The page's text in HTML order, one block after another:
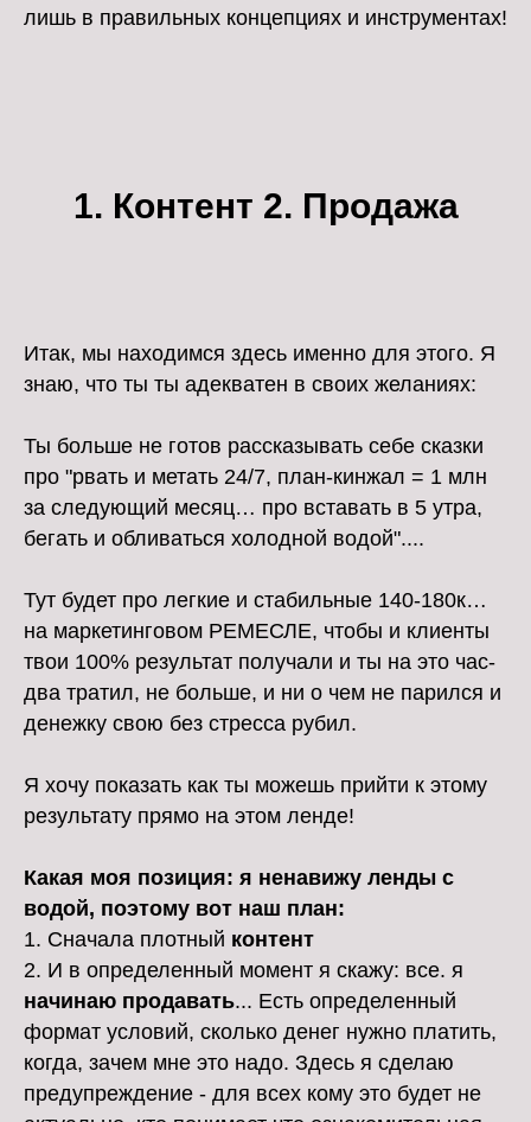
лишь в правильных концепциях и инструментах!
1. Контент 2. Продажа
Итак, мы находимся здесь именно для этого. Я
знаю, что ты ты адекватен в своих желаниях:
Ты больше не готов рассказывать себе сказки
про "рвать и метать 24/7, план-кинжал = 1 млн
за следующий месяц… про вставать в 5 утра,
бегать и обливаться холодной водой"....
Тут будет про легкие и стабильные 140-180к…
на маркетинговом РЕМЕСЛЕ, чтобы и клиенты
твои 100% результат получали и ты на это час-
два тратил, не больше, и ни о чем не парился и
денежку свою без стресса рубил.
Я хочу показать как ты можешь прийти к этому
результату прямо на этом ленде!
Какая моя позиция: я ненавижу ленды с
водой, поэтому вот наш план:
1. Сначала плотный контент
2. И в определенный момент я скажу: все. я
начинаю продавать... Есть определенный
формат условий, сколько денег нужно платить,
когда, зачем мне это надо. Здесь я сделаю
предупреждение - для всех кому это будет не